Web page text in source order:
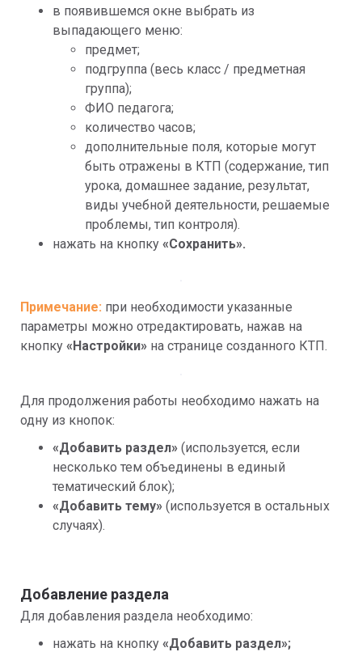
в появившемся окне выбрать из
выпадающего меню:
предмет;
подгруппа (весь класс / предметная
группа);
ФИО педагога;
количество часов;
дополнительные поля, которые могут
быть отражены в КТП (содержание, тип
урока, домашнее задание, результат,
виды учебной деятельности, решаемые
проблемы, тип контроля).
нажать на кнопку «Сохранить».
Примечание: при необходимости указанные
параметры можно отредактировать, нажав на
кнопку «Настройки» на странице созданного КТП.
Для продолжения работы необходимо нажать на
одну из кнопок:
«Добавить раздел» (используется, если
несколько тем объединены в единый
тематический блок);
«Добавить тему» (используется в остальных
случаях).
Добавление раздела
Для добавления раздела необходимо:
нажать на кнопку «Добавить раздел»;